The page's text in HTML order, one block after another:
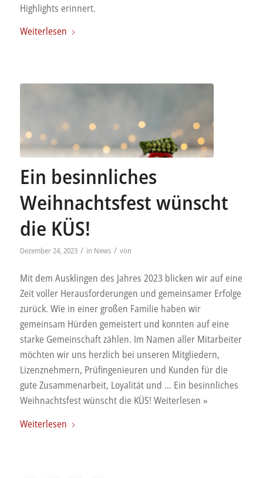
Highlights erinnert.
Weiterlesen
Ein besinnliches
Weihnachtsfest wünscht
die KÜS!
Dezember 24, 2023 / in News / von
Mit dem Ausklingen des Jahres 2023 blicken wir auf eine
Zeit voller Herausforderungen und gemeinsamer Erfolge
zurück. Wie in einer großen Familie haben wir
gemeinsam Hürden gemeistert und konnten auf eine
starke Gemeinschaft zählen. Im Namen aller Mitarbeiter
möchten wir uns herzlich bei unseren Mitgliedern,
Lizenznehmern, Prüfingenieuren und Kunden für die
gute Zusammenarbeit, Loyalität und … Ein besinnliches
Weihnachtsfest wünscht die KÜS! Weiterlesen »
Weiterlesen